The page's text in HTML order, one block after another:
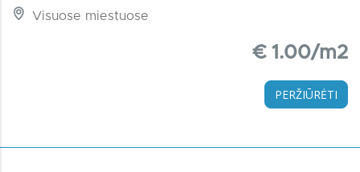
Visuose miestuose
€ 1.00/m2
PERŽIŪRĖTI